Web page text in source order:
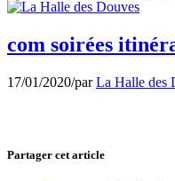
com soirées
17/01/2020/parLa Halle des
Partager cet article